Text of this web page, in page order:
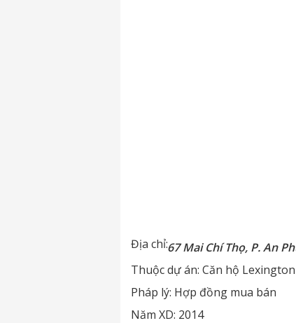
Địa chỉ:67 Mai Chí Thọ, P. An
Thuộc dự án: Căn hộ
Pháp lý: Hợp đồng mua bán
Năm XD: 2014